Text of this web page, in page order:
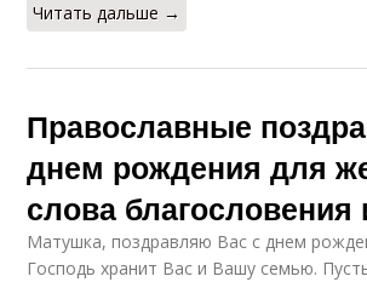
Читать дальше →
Православные
днем рождения для
слова благословения
Матушка, поздравляю Вас с днем
Господь хранит Вас и Вашу семью.